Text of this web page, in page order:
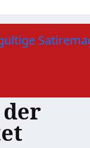
der